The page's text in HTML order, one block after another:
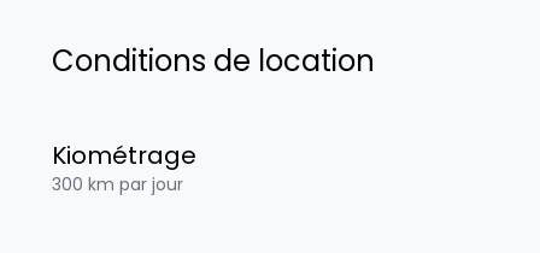
Conditions de location
Kiométrage
300 km par jour